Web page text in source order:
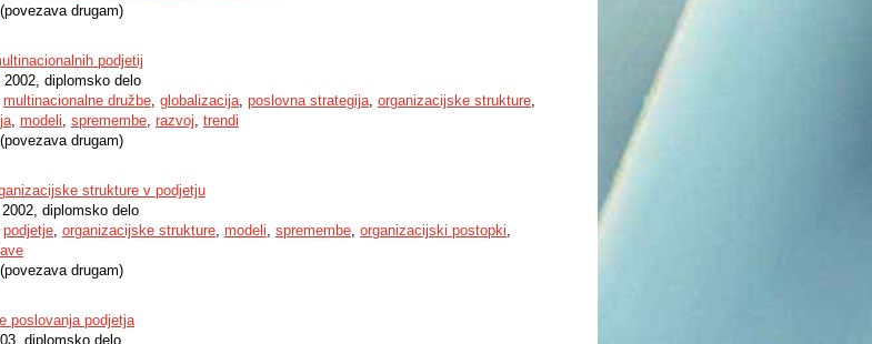
(povezava drugam)
podjetij
2002, diplomsko delo
multinacionalne družbe, globalizacija, poslovna strategija, organizacijske strukture,
, modeli, spremembe, razvoj, trendi
(povezava drugam)
strukture v podjetju
2002, diplomsko delo
podjetje, organizacijske strukture, modeli, spremembe, organizacijski postopki,
(povezava drugam)
poslovanja podjetja
diplomsko delo